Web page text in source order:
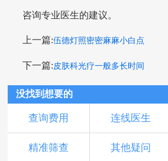
咨询专业医生的建议。
上一篇:伍德灯照密密麻麻小白点
下一篇: 皮肤科光疗一般多长时间
没找到想要的
查询费用 连线医生
精准筛查 其他疑问